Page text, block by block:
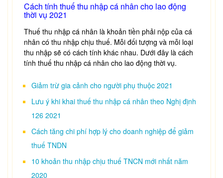
Cách tính thuế thu nhập cá nhân cho lao động
thời vụ 2021
Thuế thu nhập cá nhân là khoản tiền phải nộp của cá
nhân có thu nhập chịu thuế. Mỗi đối tượng và mỗi loại
thu nhập sẽ có cách tính khác nhau. Dưới đây là cách
tính thuế thu nhập cá nhân cho lao động thời vụ.
Giảm trừ gia cảnh cho người phụ thuộc 2021
Lưu ý khi khai thuế thu nhập cá nhân theo Nghị định
126 2021
Cách tăng chi phí hợp lý cho doanh nghiệp để giảm
thuế TNDN
10 khoản thu nhập chịu thuế TNCN mới nhất năm
2020